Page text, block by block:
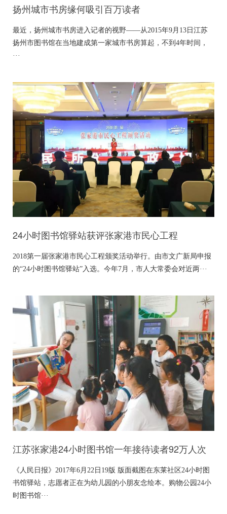
扬州城市书房缘何吸引百万读者
最近，扬州城市书房进入记者的视野——从2015年9月13日江苏
扬州市图书馆在当地建成第一家城市书房算起，不到4年时间，
···
24小时图书馆驿站获评张家港市民心工程
2018第一届张家港市民心工程颁奖活动举行。由市文广新局申报
的“24小时图书馆驿站”入选。今年7月，市人大常委会对近两···
江苏张家港24小时图书馆一年接待读者92万人次
《人民日报》2017年6月22日19版 版面截图在东莱社区24小时图
书馆驿站，志愿者正在为幼儿园的小朋友念绘本。购物公园24小
时图书馆···